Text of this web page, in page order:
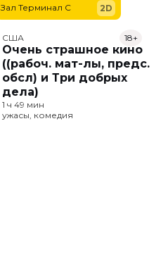
Зал Терминал C
2D
США
Очень страшное кино
((рабоч. мат-лы, предс.
обсл) и Три добрых
дела)
18+
1 ч 49 мин
ужасы, комедия